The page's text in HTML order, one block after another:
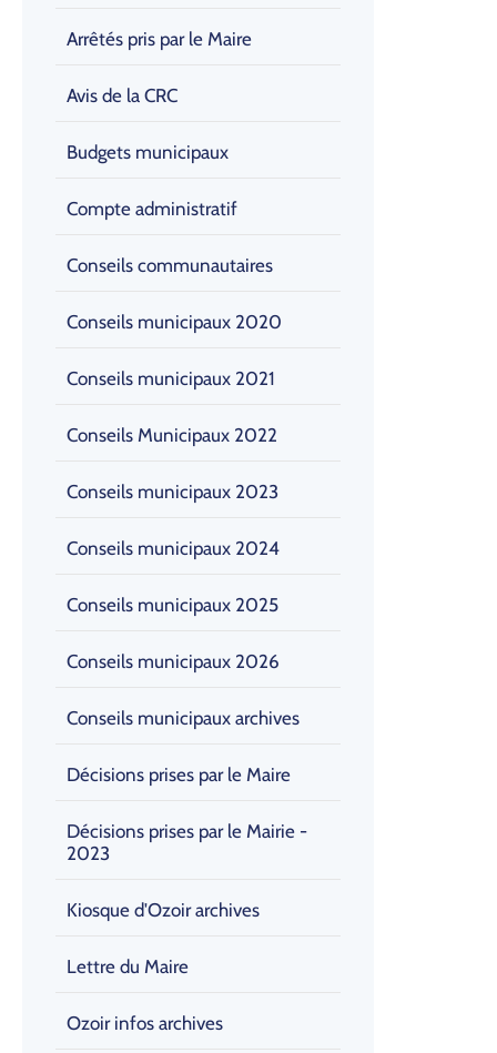
Arrêtés pris par le Maire
Avis de la CRC
Budgets municipaux
Compte administratif
Conseils communautaires
Conseils municipaux 2020
Conseils municipaux 2021
Conseils Municipaux 2022
Conseils municipaux 2023
Conseils municipaux 2024
Conseils municipaux 2025
Conseils municipaux 2026
Conseils municipaux archives
Décisions prises par le Maire
Décisions prises par le Mairie -
2023
Kiosque d'Ozoir archives
Lettre du Maire
Ozoir infos archives